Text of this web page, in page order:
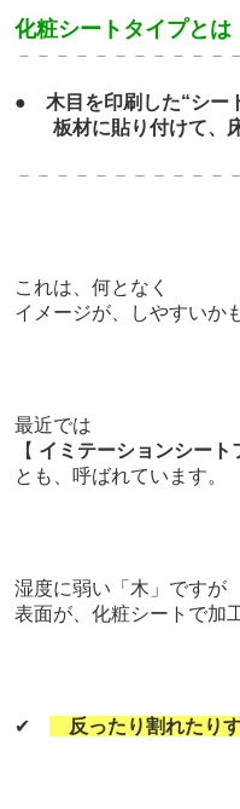
化粧シートタイプとは
－－－－－－－－－－－
● 木目を印刷した“シー
板材に貼り付けて、
－－－－－－－－－－－
これは、 何となく
イメージが、しやすいか
最近では
【 イミテーションシート
とも、呼ばれています。
湿度に弱い「木」ですが
表面が、化粧シートで加
✔ 反ったり割れたり